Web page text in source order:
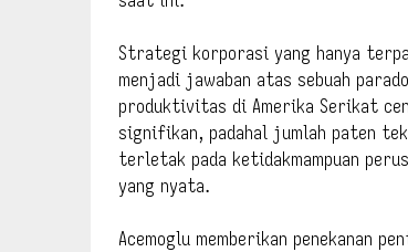
Strategi korporasi yang hanya
menjadi jawaban atas sebuah
produktivitas di Amerika Serikat
signifikan, padahal jumlah paten
terletak pada ketidakmampuan
yang nyata.
Acemoglu memberikan penekanan